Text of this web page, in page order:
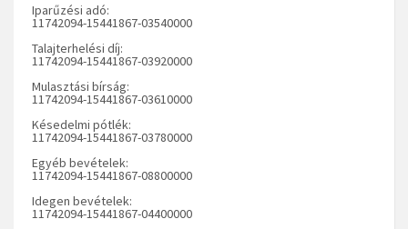
Iparűzési adó:
11742094-15441867-03540000
Talajterhelési díj:
11742094-15441867-03920000
Mulasztási bírság:
11742094-15441867-03610000
Késedelmi pótlék:
11742094-15441867-03780000
Egyéb bevételek:
11742094-15441867-08800000
Idegen bevételek:
11742094-15441867-04400000